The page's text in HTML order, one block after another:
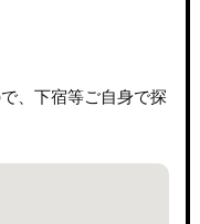
、下宿等ご自身で探